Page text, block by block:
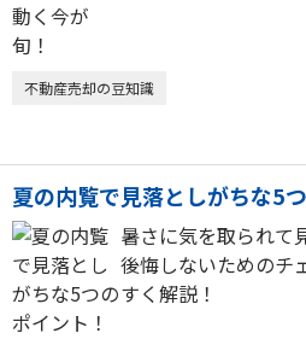
不動産売却の豆知識
夏の内覧で見落としがちな5
暑さに気を取られて
後悔しないためのチ
すく解説！